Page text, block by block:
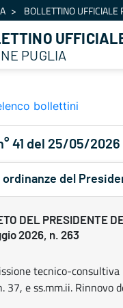
BOLLETTINO
PUGLIA
bollettini
41 del 25/05/2026
ordinanze del
DEL PRESIDENTE
2026, n. 263
tecnico-
37, e ss.mm.ii. Rinnovo